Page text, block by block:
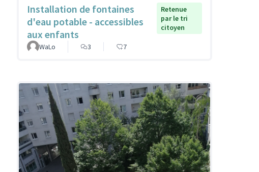
Installation de fontaines
d'eau potable - accessibles
aux enfants
Retenue
par le tri
citoyen
WaLo 3 7